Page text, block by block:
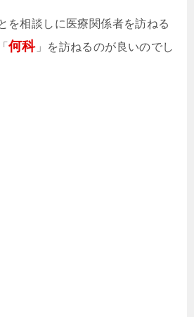
を相談しに医療関係者を訪ねる
何科」を訪ねるのが良いのでし